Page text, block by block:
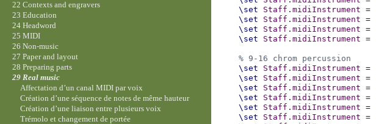
\set
Staff .midiInstrument =
\set
Staff .midiInstrument =
\set
Staff .midiInstrument =
\set
Staff .midiInstrument =
% 9-16 chrom percussion
\set
Staff .midiInstrument =
\set
Staff .midiInstrument =
\set
Staff .midiInstrument =
\set
Staff .midiInstrument =
\set
Staff .midiInstrument =
\set
Staff .midiInstrument =
22 Contexts and engravers
23 Education
24 Headword
25 MIDI
26 Non-music
27 Paper and layout
28 Preparing parts
29 Real music
Affectation d’un canal MIDI par voix
Création d’une séquence de notes de même hauteur
Création d’une liaison entre plusieurs voix
Trémolo et changement de portée